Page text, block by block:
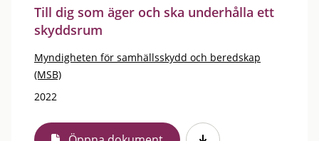
Till dig som äger och ska underhålla ett
skyddsrum
Myndigheten för samhällsskydd och beredskap
(MSB)
2022